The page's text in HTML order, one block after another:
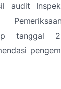
audit
Insp